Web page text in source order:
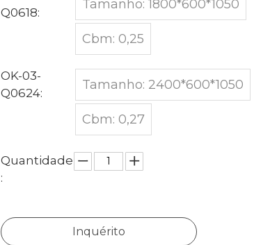
Q0618:
Tamanho: 1800*600*1050
Cbm: 0,25
OK-03-
Q0624:
Tamanho: 2400*600*1050
Cbm: 0,27
Quantidade
:
Inquérito